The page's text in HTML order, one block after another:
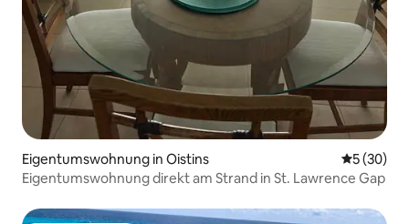
Eigentumswohnung in Oistins
5 (30)
Eigentumswohnung direkt am Strand in St. Lawrence Gap